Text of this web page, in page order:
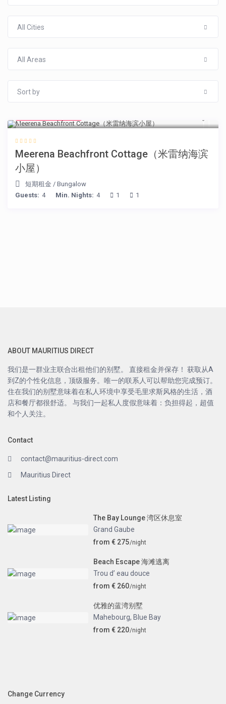
All Cities
All Areas
Sort by
Meerena Beachfront Cottage（米雷纳海滨
小屋）
短期租金 /Bungalow
Guests: 4 Min. Nights: 4 1 1
ABOUT MAURITIUS DIRECT
我们是一群业主联合出租他们的别墅。 直接租金并保存！ 获取从A
到Z的个性化信息，顶级服务。唯一的联系人可以帮助您完成预订。
住在我们的别墅意味着在私人环境中享受毛里求斯风格的生活，酒
店和餐厅都很舒适。 与我们一起私人度假意味着：负担得起，超值
和个人关注。
Contact
contact@mauritius-direct.com
Mauritius Direct
Latest Listing
The Bay Lounge 湾区休息室
Grand Gaube
from € 275/night
Beach Escape 海滩逃离
Trou d’ eau douce
from € 260/night
优雅的蓝湾别墅
Mahebourg, Blue Bay
from € 220/night
Change Currency